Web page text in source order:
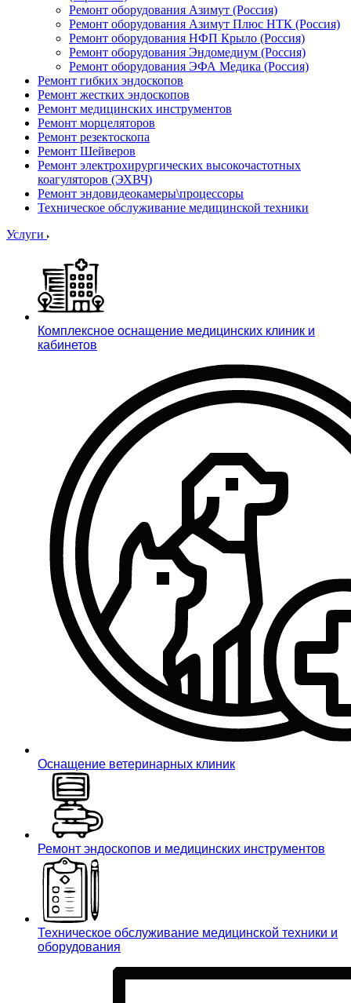
Ремонт оборудования Азимут (Россия)
Ремонт оборудования Азимут Плюс НТК (Россия)
Ремонт оборудования НФП Крыло (Россия)
Ремонт оборудования Эндомедиум (Россия)
Ремонт оборудования ЭФА Медика (Россия)
Ремонт гибких эндоскопов
Ремонт жестких эндоскопов
Ремонт медицинских инструментов
Ремонт морцеляторов
Ремонт резектоскопа
Ремонт Шейверов
Ремонт электрохирургических высокочастотных
коагуляторов (ЭХВЧ)
Ремонт эндовидеокамеры\процессоры
Техническое обслуживание медицинской техники
Услуги
Комплексное оснащение медицинских клиник и
кабинетов
Оснащение ветеринарных клиник
Ремонт эндоскопов и медицинских инструментов
Техническое обслуживание медицинской техники и
оборудования